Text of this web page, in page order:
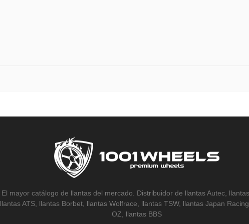
El mayor catálogo de llantas del mercado. Distribuidor de llantas Autec, llantas
llantas ATS, llantas Borbet, llantas Wolfrace, llantas TSW, llantas Japan
OZ, llantas BBS